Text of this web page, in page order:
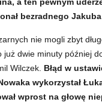
bezradnego Jakuba
nie mogli zbyt
już dwie minuty później
Wilczek. Błąd w
wykorzystał
wprost na głowę